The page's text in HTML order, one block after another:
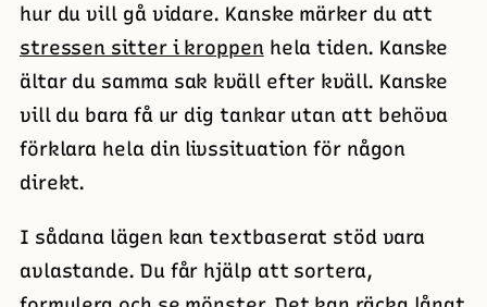
hur du vill gå vidare. Kanske märker du att
stressen sitter i kroppenhela tiden. Kanske
ältar du samma sak kväll efter kväll. Kanske
vill du bara få ur dig tankar utan att behöva
förklara hela din livssituation för någon
direkt.
I sådana lägen kan textbaserat stöd vara
avlastande. Du får hjälp att sortera,